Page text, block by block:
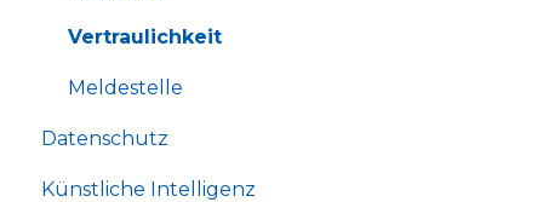
Vertraulichkeit
Meldestelle
Datenschutz
Künstliche Intelligenz